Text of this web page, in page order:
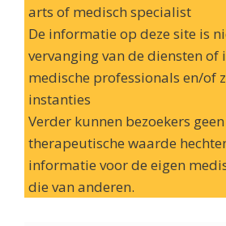
arts of medisch specialist
De informatie op deze site is
vervanging van de diensten of
medische professionals en/of
instanties
Verder kunnen bezoekers
therapeutische waarde
informatie voor de eigen
die van anderen.